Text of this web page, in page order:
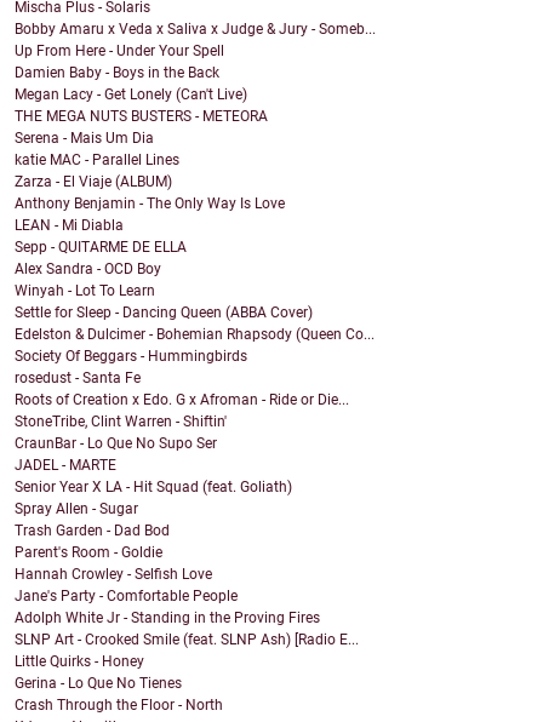
Mischa Plus - Solaris
Bobby Amaru x Veda x Saliva x Judge & Jury - Someb...
Up From Here - Under Your Spell
Damien Baby - Boys in the Back
Megan Lacy - Get Lonely (Can't Live)
THE MEGA NUTS BUSTERS - METEORA
Serena - Mais Um Dia
katie MAC - Parallel Lines
Zarza - El Viaje (ALBUM)
Anthony Benjamin - The Only Way Is Love
LEAN - Mi Diabla
Sepp - QUITARME DE ELLA
Alex Sandra - OCD Boy
Winyah - Lot To Learn
Settle for Sleep - Dancing Queen (ABBA Cover)
Edelston & Dulcimer - Bohemian Rhapsody (Queen Co...
Society Of Beggars - Hummingbirds
rosedust - Santa Fe
Roots of Creation x Edo. G x Afroman - Ride or Die...
StoneTribe, Clint Warren - Shiftin'
CraunBar - Lo Que No Supo Ser
JADEL - MARTE
Senior Year X LA - Hit Squad (feat. Goliath)
Spray Allen - Sugar
Trash Garden - Dad Bod
Parent's Room - Goldie
Hannah Crowley - Selfish Love
Jane's Party - Comfortable People
Adolph White Jr - Standing in the Proving Fires
SLNP Art - Crooked Smile (feat. SLNP Ash) [Radio E...
Little Quirks - Honey
Gerina - Lo Que No Tienes
Crash Through the Floor - North